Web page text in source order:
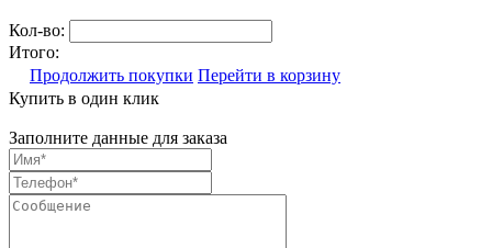
Кол-во:
Итого:
Продолжить покупки Перейти в корзину
Купить в один клик
Заполните данные для заказа